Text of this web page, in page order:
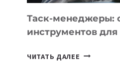
Таск-менеджеры:
инструментов
ЧИТАТЬ ДАЛЕЕ ТАСК-